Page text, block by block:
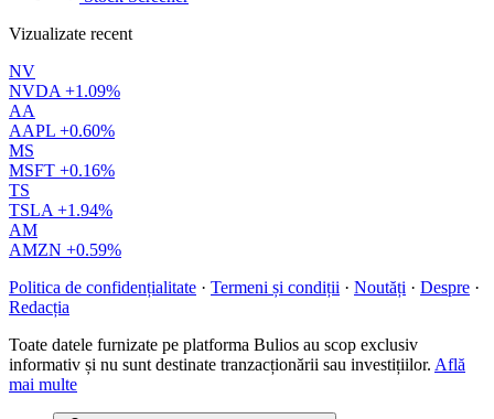
Vizualizate recent
NV
NVDA +1.09%
AA
AAPL +0.60%
MS
MSFT +0.16%
TS
TSLA +1.94%
AM
AMZN +0.59%
Politica de confidențialitate · Termeni și condiții · Noutăți · Despre ·
Redacția
Toate datele furnizate pe platforma Bulios au scop exclusiv
informativ și nu sunt destinate tranzacționării sau investițiilor. Află
mai multe